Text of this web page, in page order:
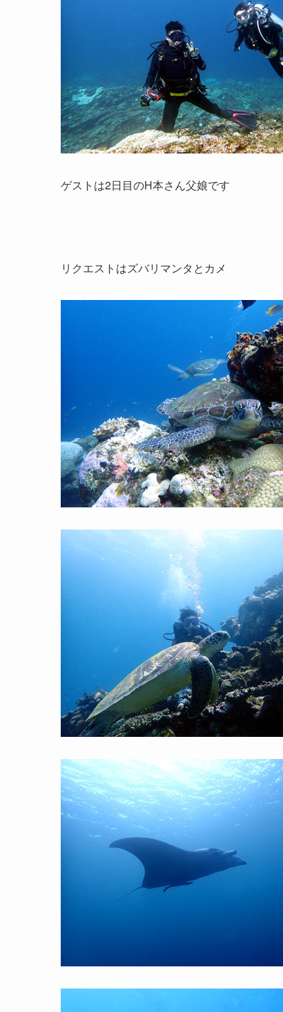
ゲストは2日目のH本さん父娘です
リクエストはズバリマンタとカメ